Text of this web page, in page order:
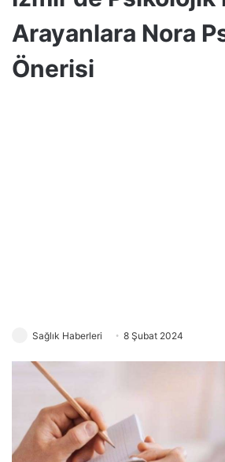
Arayanlara Nora
Önerisi
Sağlık Haberleri 8 Şubat 2024